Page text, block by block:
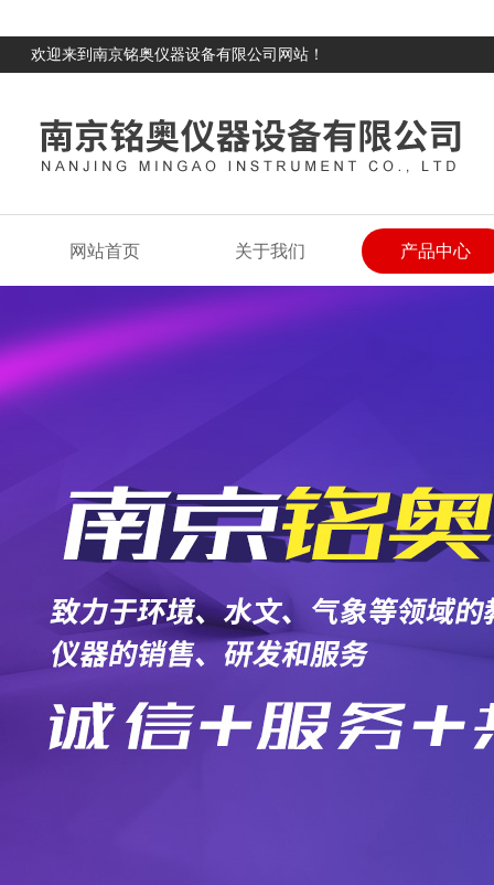
欢迎来到南京铭奥仪器设备有限公司网站！
网站首页 关于我们 产品中心